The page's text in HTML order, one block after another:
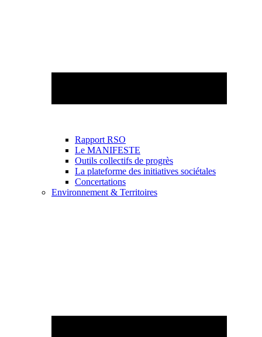
Rapport RSO
Le MANIFESTE
Outils collectifs de progrès
La plateforme des initiatives sociétales
Concertations
Environnement & Territoires